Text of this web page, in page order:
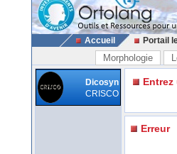
Accueil Portail
Morphologie
Dicosyn
CRISCO
Entrez
Erreur